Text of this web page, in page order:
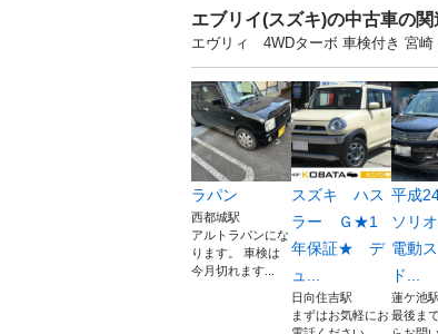
エブリイ(スズキ)の中古車の関
エヴリィ 4WDターボ 車検付き 宮崎
ラパン
西都城駅
アルトラパンにな
ります。 車検は
今月切れます...
スズキ ハス
ラー Ｇ★1
年保証★ デ
ュ...
日向住吉駅
まずはお気軽にお
平成
ソリ
電動
ド...
蓮ケ池駅
最後ま